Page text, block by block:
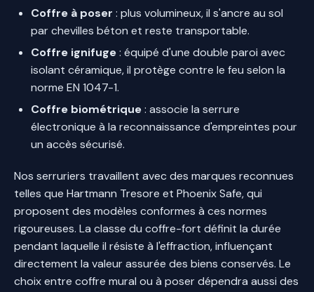
Coffre à poser : plus volumineux, il s'ancre au sol
par chevilles béton et reste transportable.
Coffre ignifuge: équipé d'une double paroi avec
isolant céramique, il protège contre le feu selon la
norme EN 1047-1.
Coffre biométrique: associe la serrure
électronique à la reconnaissance d'empreintes pour
un accès sécurisé.
Nos serruriers travaillent avec des marques reconnues
telles que Hartmann Tresore et Phoenix Safe, qui
proposent des modèles conformes à ces normes
rigoureuses. La classe du coffre-fort définit la durée
pendant laquelle il résiste à l'effraction, influençant
directement la valeur assurée des biens conservés. Le
choix entre coffre mural ou à poser dépendra aussi des